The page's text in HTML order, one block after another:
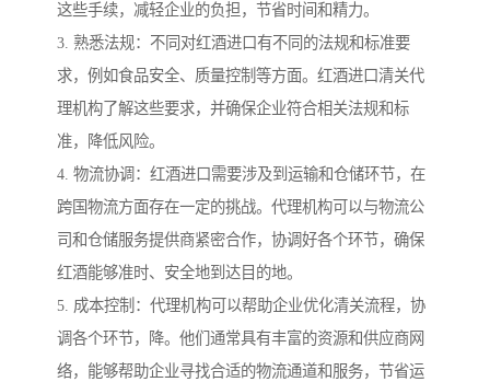
这些手续，减轻企业的负担，节省时间和精力。
3. 熟悉法规：不同对红酒进口有不同的法规和标准要
求，例如食品安全、质量控制等方面。红酒进口清关代
理机构了解这些要求，并确保企业符合相关法规和标
准，降低风险。
4. 物流协调：红酒进口需要涉及到运输和仓储环节，在
跨国物流方面存在一定的挑战。代理机构可以与物流公
司和仓储服务提供商紧密合作，协调好各个环节，确保
红酒能够准时、安全地到达目的地。
5. 成本控制：代理机构可以帮助企业优化清关流程，协
调各个环节，降。他们通常具有丰富的资源和供应商网
络，能够帮助企业寻找合适的物流通道和服务，节省运